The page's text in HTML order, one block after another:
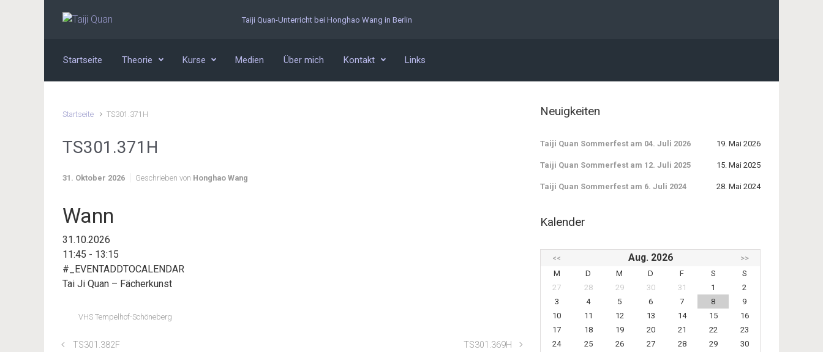
Zum Hauptinhalt springen Taiji Quan-Unterricht bei Honghao Wang in Berlin
Startseite Theorie Kurse Medien Über mich Kontakt Links
Startseite TS301.371H
TS301.371H
31. Oktober 2026 Geschrieben von Honghao Wang
Wann
31.10.2026
11:45 - 13:15
#_EVENTADDTOCALENDAR
Tai Ji Quan – Fächerkunst
VHS Tempelhof-Schöneberg
TS301.382F TS301.369H
Neuigkeiten
Taiji Quan Sommerfest am 04. Juli 2026 19. Mai 2026
Taiji Quan Sommerfest am 12. Juli 2025 15. Mai 2025
Taiji Quan Sommerfest am 6. Juli 2024 28. Mai 2024
Kalender
<< Aug. 2026
>>
M
D M D F S
S
27
28 29 30 31 1
2
3
4 5 6 7 8
9
10
11 12 13 14 15
16
17
18 19 20 21 22
23
24
25 26 27 28 29
30